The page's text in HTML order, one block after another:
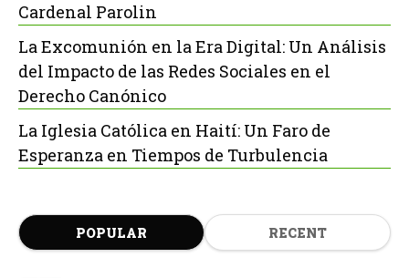
Cardenal Parolin
La Excomunión en la Era Digital: Un Análisis
del Impacto de las Redes Sociales en el
Derecho Canónico
La Iglesia Católica en Haití: Un Faro de
Esperanza en Tiempos de Turbulencia
POPULAR RECENT